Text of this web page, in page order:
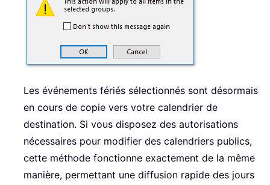
Les événements fériés sélectionnés sont désormais
en cours de copie vers votre calendrier de
destination. Si vous disposez des autorisations
nécessaires pour modifier des calendriers publics,
cette méthode fonctionne exactement de la même
manière, permettant une diffusion rapide des jours